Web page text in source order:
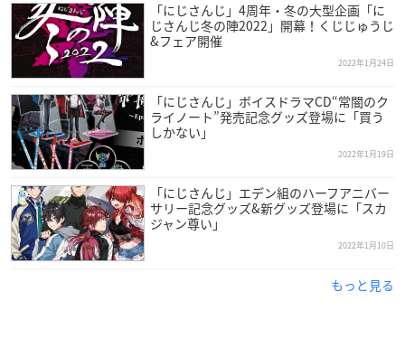
「にじさんじ」4周年・冬の大型企画「に
じさんじ冬の陣2022」開幕！くじじゅうじ
&フェア開催
2022年1月24日
「にじさんじ」ボイスドラマCD“常闇のク
ライノート”発売記念グッズ登場に「買う
しかない」
2022年1月19日
「にじさんじ」エデン組のハーフアニバー
サリー記念グッズ&新グッズ登場に「スカ
ジャン尊い」
2022年1月10日
もっと見る